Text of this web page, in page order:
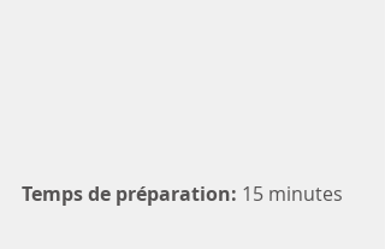
Temps de préparation: 15 minutes